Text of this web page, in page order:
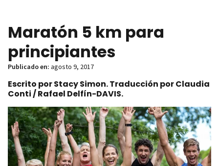
Maratón 5 km para
principiantes
Publicado en: agosto 9, 2017
Escrito por Stacy Simon. Traducción por Claudia
Conti / Rafael Delfín-DAVIS.